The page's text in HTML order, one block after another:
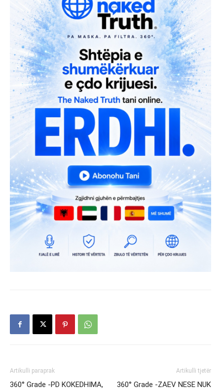
Artikulli paraprak
360° Grade -PD KOKEDHIMA,
Artikulli tjetër
360° Grade -ZAEV NESE NUK